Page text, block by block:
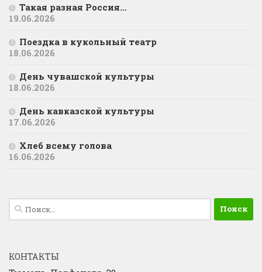
Такая разная Россия…
19.06.2026
Поездка в кукольный театр
18.06.2026
День чувашской культуры
18.06.2026
День кавказской культуры
17.06.2026
Хлеб всему голова
16.06.2026
Найти:
КОНТАКТЫ